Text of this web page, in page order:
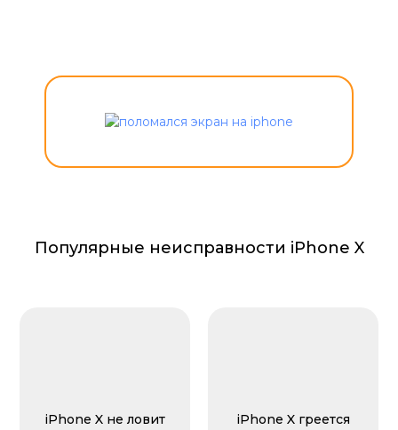
Популярные неисправности iPhone X
iPhone X не ловит
iPhone X греется